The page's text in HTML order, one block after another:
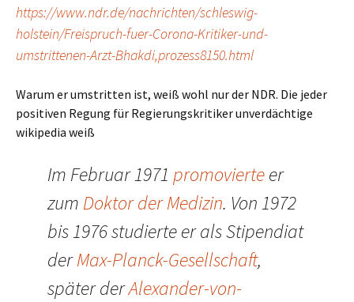
https://www.ndr.de/nachrichten/schleswig-
holstein/Freispruch-fuer-Corona-Kritiker-und-
umstrittenen-Arzt-Bhakdi,prozess8150.html
Warum er umstritten ist, weiß wohl nur der NDR. Die jeder
positiven Regung für Regierungskritiker unverdächtige
wikipedia weiß
Im Februar 1971 promovierteer
zum Doktor der Medizin. Von 1972
bis 1976 studierte er als Stipendiat
derMax-Planck-Gesellschaft,
später derAlexander-von-